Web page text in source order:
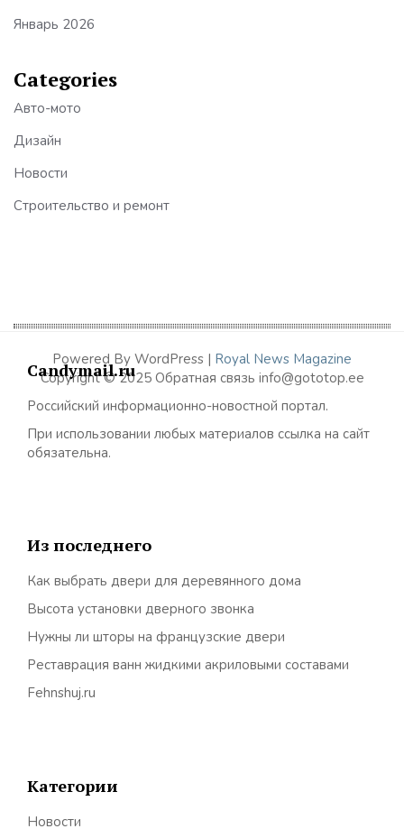
Январь 2026
Categories
Авто-мото
Дизайн
Новости
Строительство и ремонт
Candymail.ru
Российский информационно-новостной портал.
При использовании любых материалов ссылка на сайт
обязательна.
Из последнего
Как выбрать двери для деревянного дома
Высота установки дверного звонка
Нужны ли шторы на французские двери
Реставрация ванн жидкими акриловыми составами
Fehnshuj.ru
Категории
Новости
Powered By WordPress | Royal News Magazine
Copyright © 2025 Обратная связь info@gototop.ee